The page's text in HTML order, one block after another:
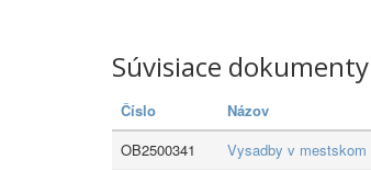
Súvisiace dokumenty
Číslo Názov
OB2500341
Vysadby v mestskom